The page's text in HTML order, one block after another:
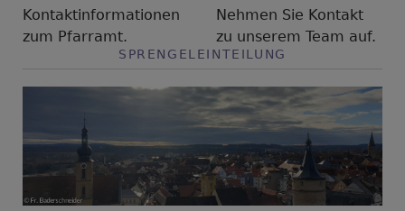
Kontaktinformationen
zum Pfarramt.
Nehmen Sie Kontakt
zu unserem Team auf.
SPRENGELEINTEILUNG